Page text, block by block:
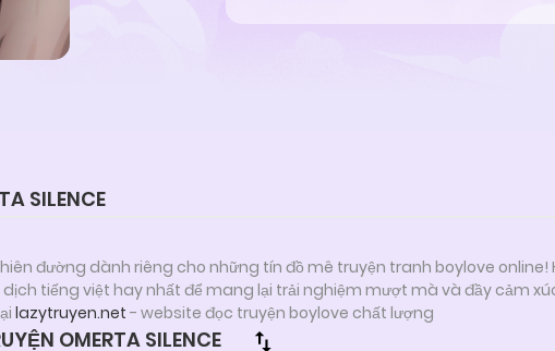
SILENCE
đường dành riêng cho những tín đồ mê truyện tranh boylove
tiếng việt hay nhất để mang lại trải nghiệm mượt mà và đầy cảm
lazytruyen.net - website đọc truyện boylove chất lượng
OMERTA SILENCE